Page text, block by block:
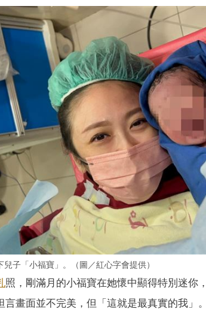
兒子「小福寶」。（圖／紅心字會提供）
照，剛滿月的小福寶在她懷中顯得特別迷你
言畫面並不完美，但「這就是最真實的我」